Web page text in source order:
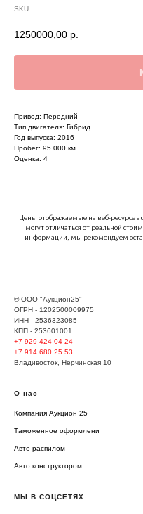
SKU:
1250000,00 р.
Привод: Передний
Тип двигателя: Гибрид
Год выпуска: 2016
Пробег: 95 000 км
Оценка: 4
Цены отображаемые на веб-ресурсе
могут отличаться от реальной
информации, мы рекомендуем
© ООО "Аукцион25"
ОГРН - 1202500009975
ИНН - 2536323085
КПП - 253601001
+7 929 424 04 24
+7 914 680 25 53
Владивосток, Нерчинская 10
О нас
Компания Аукцион 25
Таможенное оформлени
Авто распилом
Авто конструктором
МЫ В СОЦСЕТЯХ